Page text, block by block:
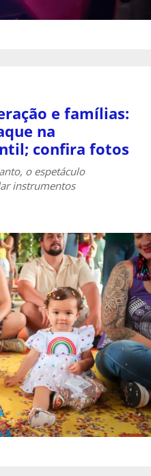
e famílias:
na
confira fotos
o espetáculo
instrumentos